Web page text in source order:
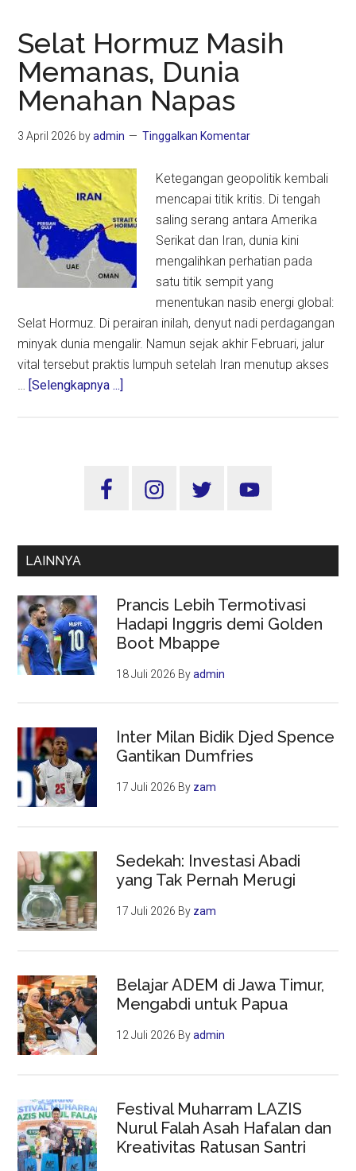
Selat Hormuz Masih
Memanas, Dunia
Menahan Napas
3 April 2026 byadmin Tinggalkan Komentar
Ketegangan geopolitik kembali
mencapai titik kritis. Di tengah
saling serang antara Amerika
Serikat dan Iran, dunia kini
mengalihkan perhatian pada
satu titik sempit yang
menentukan nasib energi global:
Selat Hormuz. Di perairan inilah, denyut nadi perdagangan
minyak dunia mengalir. Namun sejak akhir Februari, jalur
vital tersebut praktis lumpuh setelah Iran menutup akses
… [Selengkapnya ...]
Dunia
Sidebar
LAINNYA
Prancis Lebih Termotivasi
Hadapi Inggris demi Golden
Boot Mbappe
18 Juli 2026 Byadmin
Inter Milan Bidik Djed Spence
Gantikan Dumfries
17 Juli 2026 By zam
Sedekah: Investasi Abadi
yang Tak Pernah Merugi
17 Juli 2026 By zam
Belajar ADEM di Jawa Timur,
Mengabdi untuk Papua
12 Juli 2026 Byadmin
Festival Muharram LAZIS
Nurul Falah Asah Hafalan dan
Kreativitas Ratusan Santri